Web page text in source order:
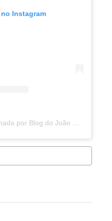
Instagram
Uma publicação compartilhada por Blog do João Marcolino (@joaomarcolinoneto)